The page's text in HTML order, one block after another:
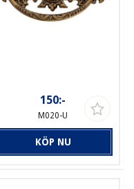
150:-
M020-U
KÖP NU